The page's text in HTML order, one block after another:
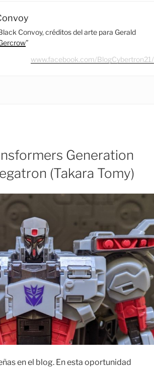
Convoy, créditos del arte para Gerald
”
www.facebook.com/BlogCybertron21/
Generation
(Takara Tomy)
en el blog. En esta oportunidad